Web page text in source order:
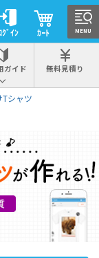
ｸﾞｲﾝ ｶｰﾄ
ガイド 無料見積り
Tシャツ
MENU